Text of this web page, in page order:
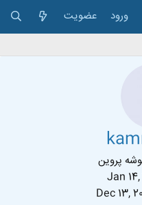
ورود عضویت
پروین
Jan 14,
Dec 13,